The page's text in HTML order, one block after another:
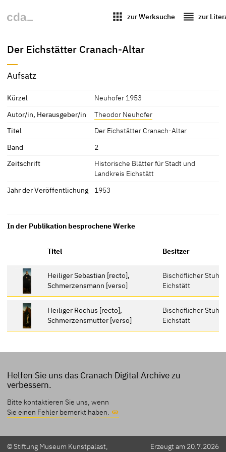
apps zur Werksuche reorder zur
Der Eichstätter Cranach-Altar
Aufsatz
Kürzel
Neuhofer 1953
Autor/in, Herausgeber/in
Theodor Neuhofer
Titel
Der Eichstätter Cranach-Altar
Band
2
Zeitschrift
Historische Blätter für Stadt und
Landkreis Eichstätt
Jahr der Veröffentlichung
1953
In der Publikation besprochene Werke
Titel Besitzer
Heiliger Sebastian [recto],
Schmerzensmann [verso]
Bischöflicher Stuhl,
Eichstätt
Heiliger Rochus [recto],
Schmerzensmutter [verso]
Bischöflicher Stuhl,
Eichstätt
Helfen Sie uns das Cranach Digital Archive zu
verbessern.
Bitte kontaktieren Sie uns, wenn
Sie einen Fehler bemerkt haben.
© Stiftung Museum Kunstpalast,
Erzeugt am 20.7.2026